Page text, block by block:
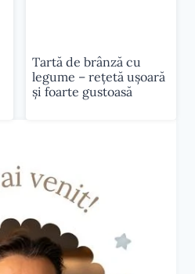
Tartă de brânză cu
legume – rețetă ușoară
și foarte gustoasă